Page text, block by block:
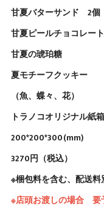
甘夏バターサンド 2個
甘夏ピールチョコレート
甘夏の琥珀糖
夏モチーフクッキー
（魚、蝶々、花）
トラノコオリジナル紙
200*200*300(mm)
3270円（税込）
※梱包料を含む、配送料
※店頭お渡しの場合 要